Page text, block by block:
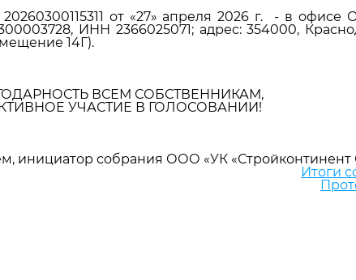
от «27» апреля 2026 г. - в офисе
ИНН 2366025071; адрес: 354000,
14Г).
ВСЕМ СОБСТВЕННИКАМ,
УЧАСТИЕ В ГОЛОСОВАНИИ!
инициатор собрания ООО «УК «Стройконтинент
Итоги